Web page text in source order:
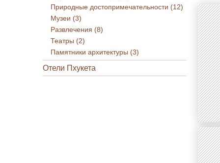
Природные достопримечательности (12)
Музеи (3)
Развлечения (8)
Театры (2)
Памятники архитектуры (3)
Отели Пхукета